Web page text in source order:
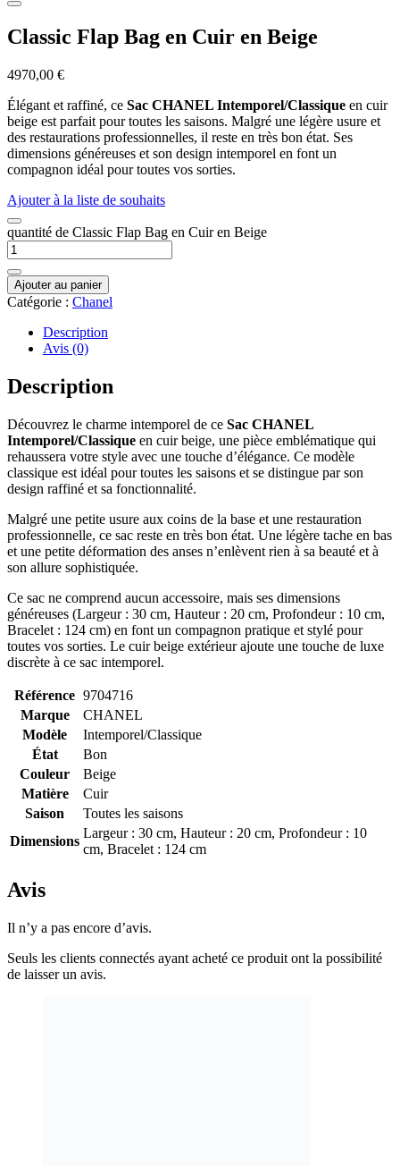
Classic Flap Bag en Cuir en Beige
4970,00 €
Élégant et raffiné, ce Sac CHANEL Intemporel/Classique en cuir
beige est parfait pour toutes les saisons. Malgré une légère usure et
des restaurations professionnelles, il reste en très bon état. Ses
dimensions généreuses et son design intemporel en font un
compagnon idéal pour toutes vos sorties.
Ajouter à la liste de souhaits
quantité de Classic Flap Bag en Cuir en Beige
Ajouter au panier
Catégorie : Chanel
Description
Avis (0)
Description
Découvrez le charme intemporel de ce Sac CHANEL
Intemporel/Classique en cuir beige, une pièce emblématique qui
rehaussera votre style avec une touche d’élégance. Ce modèle
classique est idéal pour toutes les saisons et se distingue par son
design raffiné et sa fonctionnalité.
Malgré une petite usure aux coins de la base et une restauration
professionnelle, ce sac reste en très bon état. Une légère tache en bas
et une petite déformation des anses n’enlèvent rien à sa beauté et à
son allure sophistiquée.
Ce sac ne comprend aucun accessoire, mais ses dimensions
généreuses (Largeur : 30 cm, Hauteur : 20 cm, Profondeur : 10 cm,
Bracelet : 124 cm) en font un compagnon pratique et stylé pour
toutes vos sorties. Le cuir beige extérieur ajoute une touche de luxe
discrète à ce sac intemporel.
Référence 9704716
Marque
CHANEL
Modèle
Intemporel/Classique
État
Bon
Couleur
Beige
Matière
Cuir
Saison
Toutes les saisons
Dimensions
Largeur : 30 cm, Hauteur : 20 cm, Profondeur : 10
cm, Bracelet : 124 cm
Avis
Il n’y a pas encore d’avis.
Seuls les clients connectés ayant acheté ce produit ont la possibilité
de laisser un avis.